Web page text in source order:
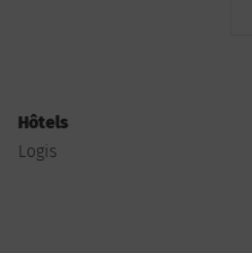
Hôtels
Logis